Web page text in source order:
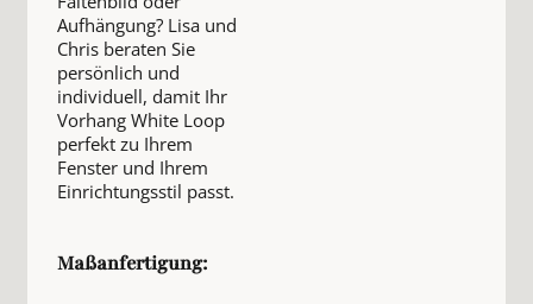
Aufhängung? Lisa und
Chris beraten Sie
persönlich und
individuell, damit Ihr
Vorhang White Loop
perfekt zu Ihrem
Fenster und Ihrem
Einrichtungsstil passt.
Maßanfertigung: